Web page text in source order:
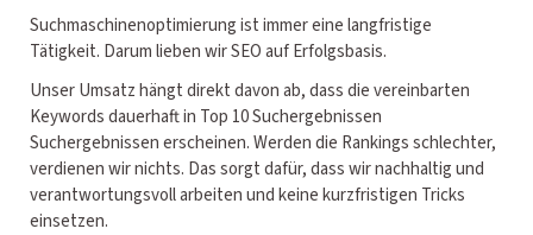
Suchmaschinenoptimierung ist immer eine langfristige
Tätigkeit. Darum lieben wir SEO auf Erfolgsbasis.
Unser Umsatz hängt direkt davon ab, dass die vereinbarten
Keywords dauerhaft in Top 10 Suchergebnissen
Suchergebnissen erscheinen. Werden die Rankings schlechter,
verdienen wir nichts. Das sorgt dafür, dass wir nachhaltig und
verantwortungsvoll arbeiten und keine kurzfristigen Tricks
einsetzen.